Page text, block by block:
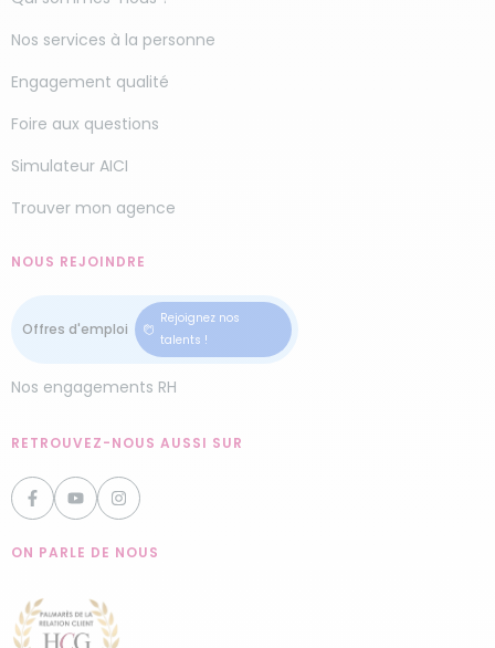
Nos services à la personne
Engagement qualité
Foire aux questions
Simulateur AICI
Trouver mon agence
NOUS REJOINDRE
Rejoignez nos
talents !
Nos engagements RH
RETROUVEZ-NOUS AUSSI SUR
ON PARLE DE NOUS